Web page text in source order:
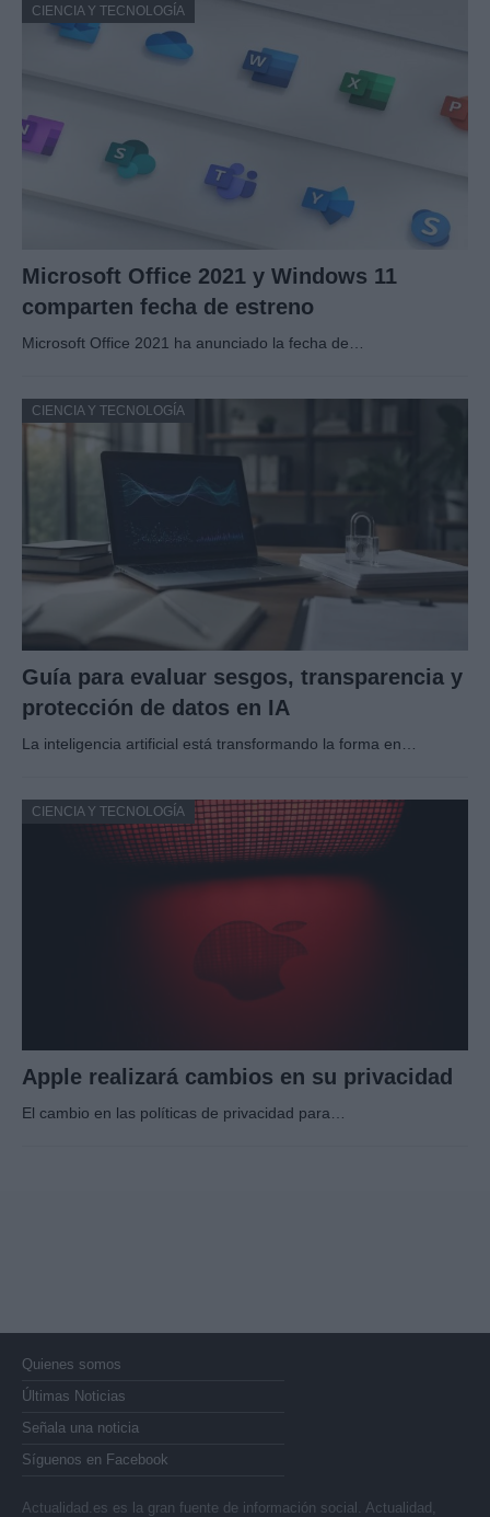
CIENCIA Y TECNOLOGÍA
Microsoft Office 2021 y Windows 11
comparten fecha de estreno
Microsoft Office 2021 ha anunciado la fecha de…
CIENCIA Y TECNOLOGÍA
Guía para evaluar sesgos, transparencia y
protección de datos en IA
La inteligencia artificial está transformando la forma en…
CIENCIA Y TECNOLOGÍA
Apple realizará cambios en su privacidad
El cambio en las políticas de privacidad para…
Quienes somos
Últimas Noticias
Señala una noticia
Síguenos en Facebook
Actualidad.es es la gran fuente de información social. Actualidad,